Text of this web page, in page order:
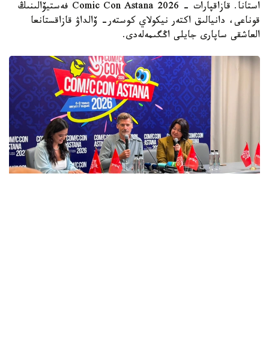
استانا. قازاقپارات - Comic Con Astana 2026 فەستيۆالىنىڭ
قوناعى، دانيالىق اكتەر نيكولاي كوستەر- ۆالداۋ قازاقستانعا
العاشقى ساپارى جايلى اڭگىمەلەدى.